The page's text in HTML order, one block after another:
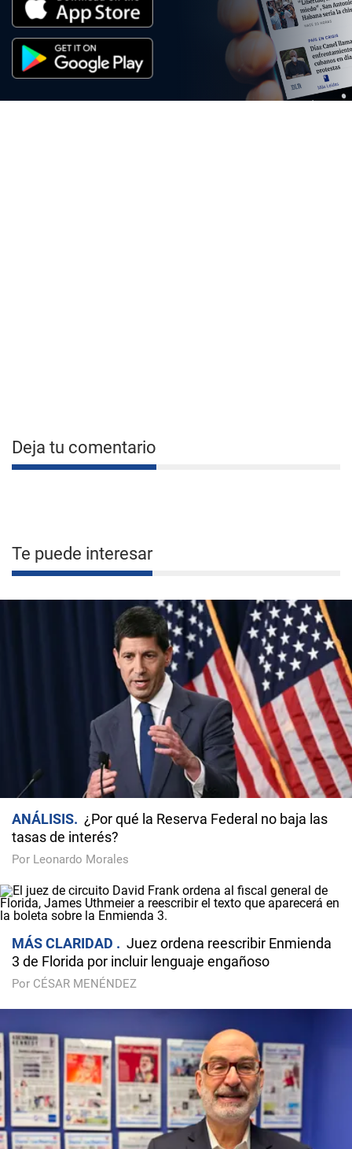
Deja tu comentario
Te puede interesar
ANÁLISIS
¿Por qué la Reserva Federal no baja las
tasas de interés?
Por Leonardo Morales
MÁS CLARIDAD
Juez ordena reescribir Enmienda
3 de Florida por incluir lenguaje engañoso
Por CÉSAR MENÉNDEZ